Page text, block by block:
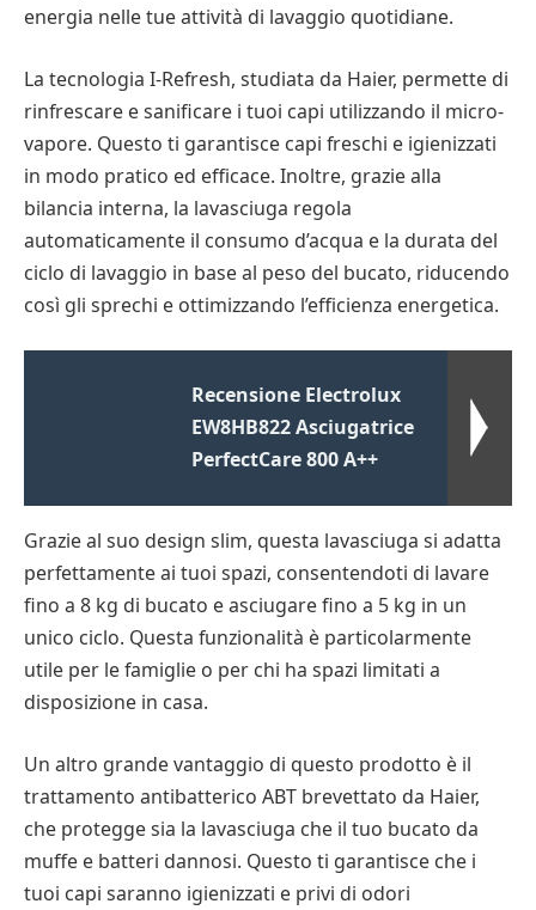
energia nelle tue attività di lavaggio quotidiane.
La tecnologia I-Refresh, studiata da Haier, permette di
rinfrescare e sanificare i tuoi capi utilizzando il micro-
vapore. Questo ti garantisce capi freschi e igienizzati
in modo pratico ed efficace. Inoltre, grazie alla
bilancia interna, la lavasciuga regola
automaticamente il consumo d’acqua e la durata del
ciclo di lavaggio in base al peso del bucato, riducendo
così gli sprechi e ottimizzando l’efficienza energetica.
Recensione Electrolux
EW8HB822 Asciugatrice
PerfectCare 800 A++
Grazie al suo design slim, questa lavasciuga si adatta
perfettamente ai tuoi spazi, consentendoti di lavare
fino a 8 kg di bucato e asciugare fino a 5 kg in un
unico ciclo. Questa funzionalità è particolarmente
utile per le famiglie o per chi ha spazi limitati a
disposizione in casa.
Un altro grande vantaggio di questo prodotto è il
trattamento antibatterico ABT brevettato da Haier,
che protegge sia la lavasciuga che il tuo bucato da
muffe e batteri dannosi. Questo ti garantisce che i
tuoi capi saranno igienizzati e privi di odori